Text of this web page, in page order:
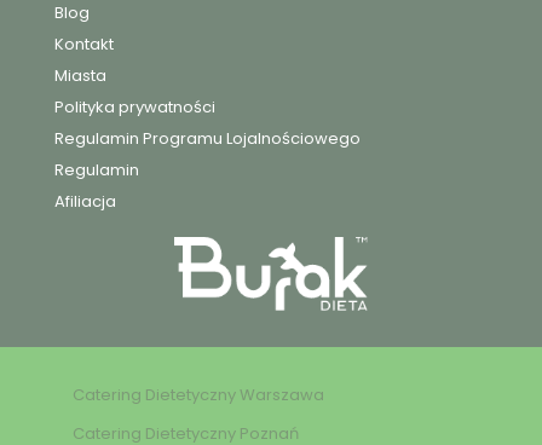
Blog
Kontakt
Miasta
Polityka prywatności
Regulamin Programu Lojalnościowego
Regulamin
Afiliacja
Catering Dietetyczny Warszawa
Catering Dietetyczny Poznań